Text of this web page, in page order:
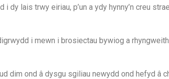
i dy lais trwy eiriau, p’un a ydy hynny’n creu
i mewn i brosiectau bywiog a
dim ond â dysgu sgiliau newydd ond hefyd â